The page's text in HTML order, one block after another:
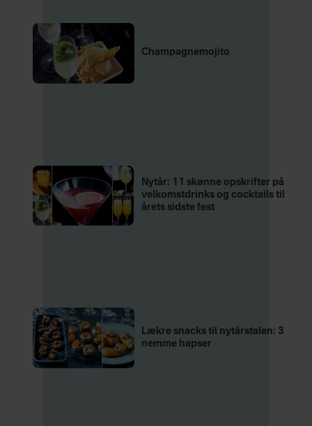
Champagnemojito
Nytår: 11 skønne opskrifter på
velkomstdrinks og cocktails til
årets sidste fest
Lækre snacks til nytårstalen: 3
nemme hapser